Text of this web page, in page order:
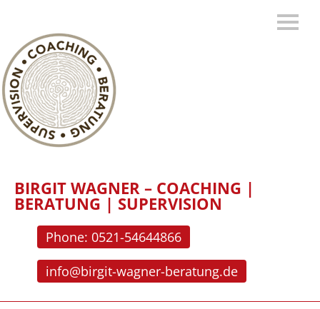
BIRGIT WAGNER – COACHING |
BERATUNG | SUPERVISION
Phone: 0521-54644866
info@birgit-wagner-beratung.de